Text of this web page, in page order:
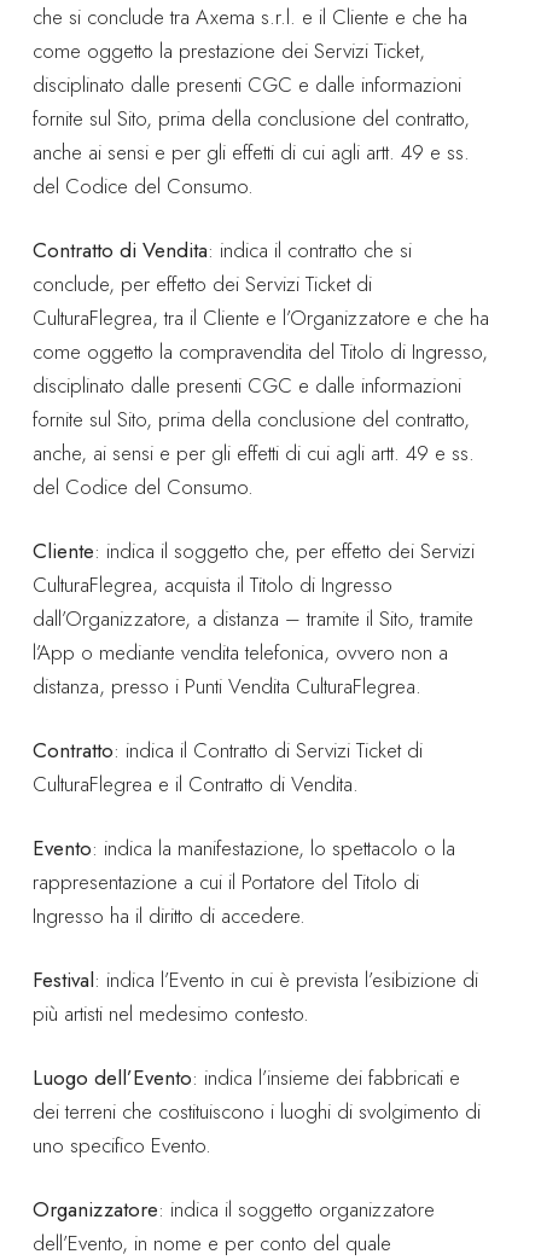
che si conclude tra Axema s.r.l. e il Cliente e che ha
come oggetto la prestazione dei Servizi Ticket,
disciplinato dalle presenti CGC e dalle informazioni
fornite sul Sito, prima della conclusione del contratto,
anche ai sensi e per gli effetti di cui agli artt. 49 e ss.
del Codice del Consumo.
Contratto di Vendita: indica il contratto che si
conclude, per effetto dei Servizi Ticket di
CulturaFlegrea, tra il Cliente e l’Organizzatore e che ha
come oggetto la compravendita del Titolo di Ingresso,
disciplinato dalle presenti CGC e dalle informazioni
fornite sul Sito, prima della conclusione del contratto,
anche, ai sensi e per gli effetti di cui agli artt. 49 e ss.
del Codice del Consumo.
Cliente: indica il soggetto che, per effetto dei Servizi
CulturaFlegrea, acquista il Titolo di Ingresso
dall’Organizzatore, a distanza – tramite il Sito, tramite
l’App o mediante vendita telefonica, ovvero non a
distanza, presso i Punti Vendita CulturaFlegrea.
Contratto: indica il Contratto di Servizi Ticket di
CulturaFlegrea e il Contratto di Vendita.
Evento: indica la manifestazione, lo spettacolo o la
rappresentazione a cui il Portatore del Titolo di
Ingresso ha il diritto di accedere.
Festival: indica l’Evento in cui è prevista l’esibizione di
più artisti nel medesimo contesto.
Luogo dell’Evento: indica l’insieme dei fabbricati e
dei terreni che costituiscono i luoghi di svolgimento di
uno specifico Evento.
Organizzatore: indica il soggetto organizzatore
dell’Evento, in nome e per conto del quale